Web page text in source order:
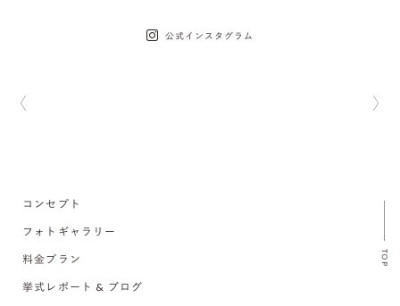
公式インスタグラム
TOP
コンセプト
フォトギャラリー
料金プラン
挙式レポート & ブログ